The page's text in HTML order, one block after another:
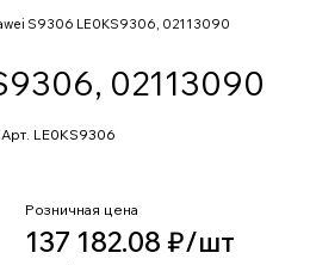
S9306 LE0KS9306, 02113090
02113090
Арт. LE0KS9306
Розничная цена
137 182.08 ₽/шт